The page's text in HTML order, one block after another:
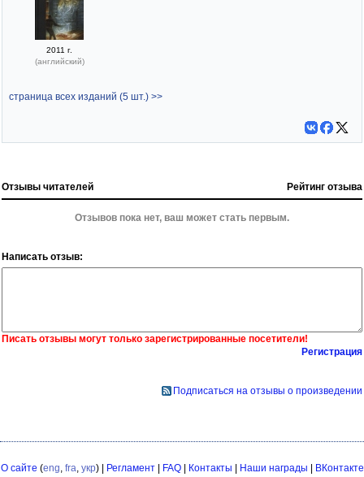
2011 г.
(английский)
страница всех изданий (5 шт.) >>
Отзывы читателей Рейтинг отзыва
Отзывов пока нет, ваш может стать первым.
Написать отзыв:
Писать отзывы могут только зарегистрированные посетители!
Регистрация
Подписаться на отзывы о произведении
О сайте (eng fra укр) | Регламент| FAQ| Контакты | Наши награды | ВКонтакте